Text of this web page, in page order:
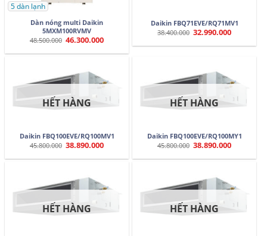
5 dàn lạnh
Dàn nóng multi Daikin
5MXM100RVMV
48.500.000 Giá
là:
46.300.000
tại
Daikin FBQ71EVE/RQ71MV1
38.400.000 Giá
là:
32.990.000
tại
HẾT HÀNG
Daikin FBQ100EVE/RQ100MV1
45.800.000 Giá
là:
38.890.000
tại
HẾT HÀNG
Daikin FBQ100EVE/RQ100MY1
45.800.000 Giá
là:
38.890.000
tại
HẾT HÀNG HẾT HÀNG